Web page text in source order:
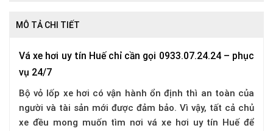
MÔ TẢ CHI TIẾT
Vá xe hơi uy tín Huế chỉ cần gọi 0933.07.24.24 – phục
vụ 24/7
Bộ vỏ lốp xe hơi có vận hành ổn định thì an toàn của
người và tài sản mới được đảm bảo. Vì vậy, tất cả chủ
xe đều mong muốn tìm nơi vá xe hơi uy tín Huế để